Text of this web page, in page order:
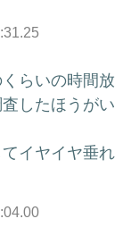
らいの時間放
したほうがい
イヤイヤ垂れ